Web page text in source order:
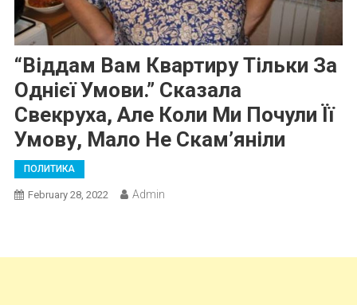
“Віддам Вам Квартиру Тільки За
Однієї Умови.” Сказала
Свекруха, Але Коли Ми Почули Її
Умову, Мало Не Скам’яніли
ПОЛИТИКА
February 28, 2022 Admin